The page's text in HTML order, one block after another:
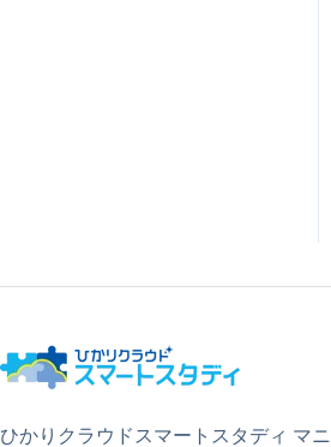
ひかりクラウドスマートスタディ マ